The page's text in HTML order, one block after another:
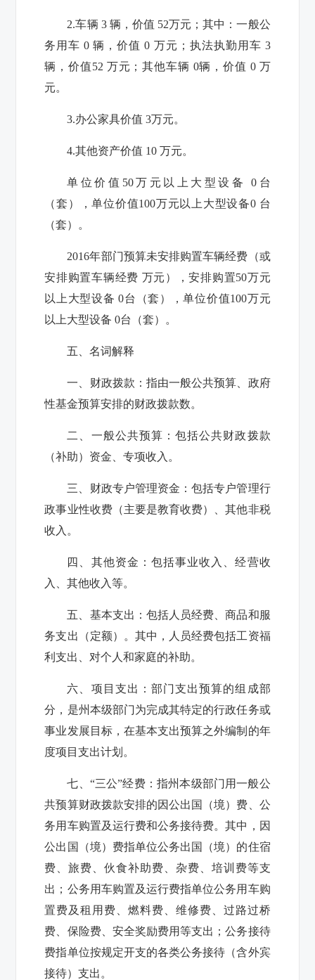
2.车辆 3 辆，价值 52万元；其中：一般公
务用车 0 辆，价值 0 万元；执法执勤用车 3
辆，价值52 万元；其他车辆 0辆，价值 0 万
元。
3.办公家具价值 3万元。
4.其他资产价值 10 万元。
单位价值50万元以上大型设备 0台
（套），单位价值100万元以上大型设备0 台
（套）。
2016年部门预算未安排购置车辆经费（或
安排购置车辆经费 万元），安排购置50万元
以上大型设备 0台（套），单位价值100万元
以上大型设备 0台（套）。
五、名词解释
一、财政拨款： 指由一般公共预算、政府
性基金预算安排的财政拨款数。
二、一般公共预算：包括公共财政拨款
（补助）资金、专项收入。
三、财政专户管理资金：包括专户管理行
政事业性收费（主要是教育收费）、其他非税
收入。
四、其他资金： 包括事业收入、经营收
入、其他收入等。
五、基本支出： 包括人员经费、商品和服
务支出（定额）。其中，人员经费包括工资福
利支出、对个人和家庭的补助。
六、项目支出： 部门支出预算的组成部
分，是州本级部门为完成其特定的行政任务或
事业发展目标，在基本支出预算之外编制的年
度项目支出计划。
七、“三公”经费： 指州本级部门用一般公
共预算财政拨款安排的因公出国（境）费、公
务用车购置及运行费和公务接待费。其中，因
公出国（境）费指单位公务出国（境）的住宿
费、旅费、伙食补助费、杂费、培训费等支
出；公务用车购置及运行费指单位公务用车购
置费及租用费、燃料费、维修费、过路过桥
费、保险费、安全奖励费用等支出；公务接待
费指单位按规定开支的各类公务接待（含外宾
接待）支出。